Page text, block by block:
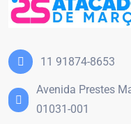
11 91874-8653
Avenida Prestes
01031-001